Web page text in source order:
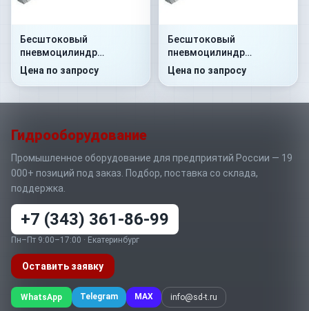
Бесштоковый
пневмоцилиндр
52G8P32A0300
Цена по запросу
Бесштоковый
пневмоцилиндр
52G8C32A0350
Цена по запросу
Гидрооборудование
Промышленное оборудование для предприятий России — 19
000+ позиций под заказ. Подбор, поставка со склада,
поддержка.
+7 (343) 361-86-99
Пн–Пт 9:00–17:00 · Екатеринбург
Оставить заявку
WhatsApp Telegram MAX info@sd-t.ru